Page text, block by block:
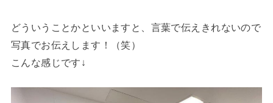
どういうことかといいますと、言葉で伝えきれないので
写真でお伝えします！（笑）
こんな感じです↓